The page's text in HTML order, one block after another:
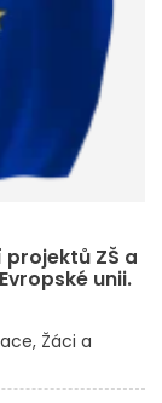
ZŠ a
unii.
Žáci a